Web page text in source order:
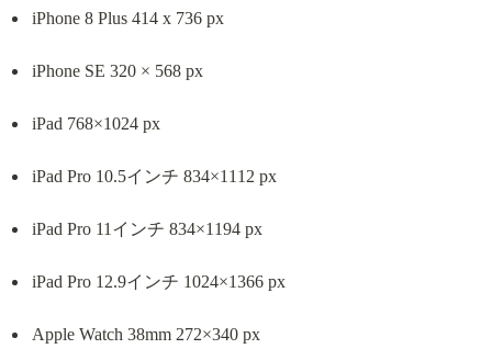
iPhone 8 Plus 414 x 736 px
iPhone SE 320 × 568 px
iPad 768×1024 px
iPad Pro 10.5インチ 834×1112 px
iPad Pro 11インチ 834×1194 px
iPad Pro 12.9インチ 1024×1366 px
Apple Watch 38mm 272×340 px